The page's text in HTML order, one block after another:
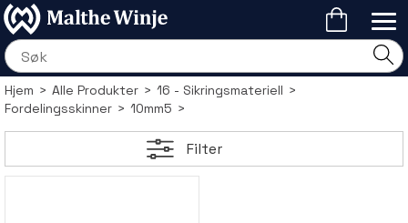
Hjem>Alle Produkter>16 - Sikringsmateriell>
Fordelingsskinner>10mm5>
Filter